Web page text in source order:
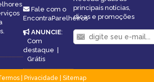
Fale com o
EncontraParelheiros
ANUNCIE:
Com
destaque
Grátis
principais notícias,
dicas e promoções
| Privacidade
Sitemap